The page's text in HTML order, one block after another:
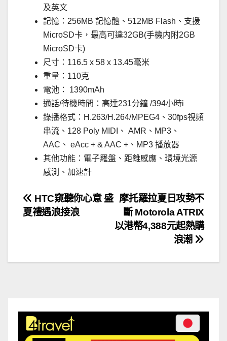
及英文
記憶：256MB 記憶體、512MB Flash、支援
MicroSD卡，最高可達32GB(手機内附2GB
MicroSD卡)
尺寸：116.5 x 58 x 13.45毫米
重量：110克
電池： 1390mAh
通話/待機時間：高達231分鐘 /394小時i
錄播格式：H.263/H.264/MPEG4、30fps視頻
串流、128 Poly MIDI、 AMR、MP3、
AAC、 eAcc + & AAC +、MP3 播放器
其他功能：電子羅盤、距離感應、環境光源
感測、加速計
文
章
覽
摩托羅拉夏日攻勢不
斷 Motorola ATRIX
以港幣4,388元起熱購
浪潮
HTC窺聽你心意 盛
夏禮遇浪接浪